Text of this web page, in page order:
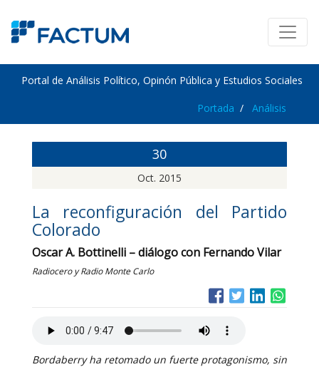
Portal de Análisis Político, Opinón Pública y Estudios Sociales
Portada Análisis
30
Oct. 2015
La reconfiguración del Partido
Colorado
Oscar A. Bottinelli – diálogo con Fernando Vilar
Radiocero y Radio Monte Carlo
Bordaberry ha retomado un fuerte protagonismo, sin